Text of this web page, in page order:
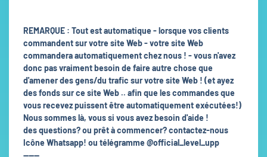
REMARQUE : Tout est automatique - lorsque vos clients
commandent sur votre site Web - votre site Web
commandera automatiquement chez nous ! - vous n'avez
donc pas vraiment besoin de faire autre chose que
d'amener des gens/du trafic sur votre site Web ! (et ayez
des fonds sur ce site Web .. afin que les commandes que
vous recevez puissent être automatiquement exécutées!)
Nous sommes là, vous si vous avez besoin d'aide !
des questions? ou prêt à commencer? contactez-nous
Icône Whatsapp! ou télégramme @official_level_upp